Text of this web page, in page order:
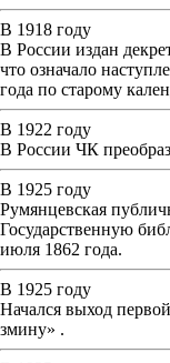
В 1918 году
В России издан
что означало
года по старому
В 1922 году
В России ЧК
В 1925 году
Румянцевская
Государственную
июля 1862 года.
В 1925 году
Начался выход
змину» .